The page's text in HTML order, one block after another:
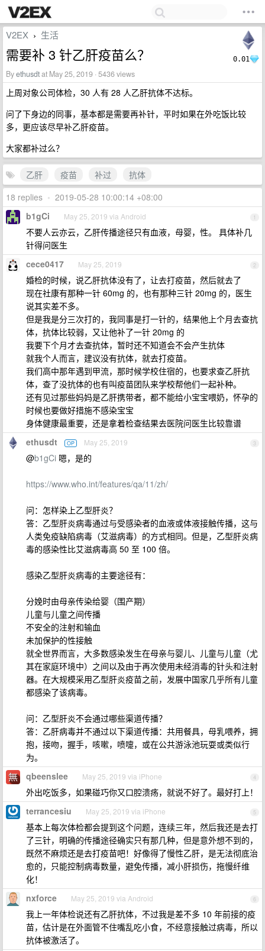
0.01
V2EX › 生活
需要补 3 针乙肝疫苗么？
Byethusdtat May 25, 2019 · 5436 views
上周对象公司体检，30 人有 28 人乙肝抗体不达标。
问了下身边的同事，基本都是需要再补针，平时如果在外吃饭比较
多，更应该尽早补乙肝疫苗。
大家都补过么？
乙肝 疫苗 补过
抗体
18 replies • 2019-05-28 10:00:14 +08:00
1
b1gCi May 25, 2019 via Android
不要人云亦云，乙肝传播途径只有血液，母婴，性。 具体补几
针得问医生
2
cece0417 May 25, 2019
婚检的时候，说乙肝抗体没有了，让去打疫苗，然后就去了
现在社康有那种一针 60mg 的，也有那种三针 20mg 的，医生
说其实差不多。
但是我是分三次打的，我同事是打一针的，结果他上个月去查抗
体，抗体比较弱，又让他补了一针 20mg 的
我要下个月才去查抗体，暂时还不知道会不会产生抗体
就我个人而言，建议没有抗体，就去打疫苗。
我们高中那年遇到甲流，那时候学校住宿的，也要求查乙肝抗
体，查了没抗体的也有叫疫苗团队来学校帮他们一起补种。
还有见过那些妈妈是乙肝携带者，都不能给小宝宝喂奶，怀孕的
时候也要做好措施不感染宝宝
身体健康最重要，还是拿着检查结果去医院问医生比较靠谱
3
ethusdt OP May 25, 2019
@b1gCi 嗯，是的
https://www.who.int/features/qa/11/zh/
问：怎样染上乙型肝炎？
答：乙型肝炎病毒通过与受感染者的血液或体液接触传播，这与
人类免疫缺陷病毒（艾滋病毒）的方式相同。但是，乙型肝炎病
毒的感染性比艾滋病毒高 50 至 100 倍。
感染乙型肝炎病毒的主要途径有：
分娩时由母亲传染给婴（围产期）
儿童与儿童之间传播
不安全的注射和输血
未加保护的性接触
就全世界而言，大多数感染发生在母亲与婴儿、儿童与儿童（尤
其在家庭环境中）之间以及由于再次使用未经消毒的针头和注射
器。在大规模采用乙型肝炎疫苗之前，发展中国家几乎所有儿童
都感染了该病毒。
问：乙型肝炎不会通过哪些渠道传播？
答：乙肝病毒并不通过以下渠道传播：共用餐具，母乳喂养，拥
抱，接吻，握手，咳嗽，喷嚏，或在公共游泳池玩耍或类似行
为。
4
qbeenslee May 25, 2019 via iPhone
外出吃饭多，如果碰巧你又口腔溃疡，就说不好了。最好打上！
5
terrancesiu May 25, 2019 via iPhone
基本上每次体检都会提到这个问题，连续三年，然后我还是去打
了三针，明确的传播途径确实只有那几种，但是意外想不到的，
既然不麻烦还是去打疫苗吧！好像得了慢性乙肝，是无法彻底治
愈的，只能控制病毒数量，避免传播，减小肝损伤，拖慢纤维
化！
6
nxforce May 25, 2019 via Android
我上一年体检说还有乙肝抗体，不过我是差不多 10 年前接的疫
苗，估计是在外面管不住嘴乱吃小食，不经意接触过病毒，所以
抗体被激活了。